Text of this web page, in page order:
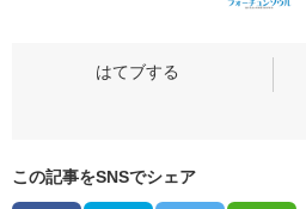
この記事をSNSでシェア